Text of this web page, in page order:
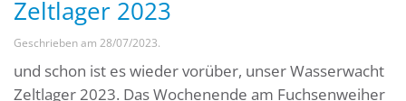
Zeltlager 2023
Geschrieben am 28/07/2023.
und schon ist es wieder vorüber, unser Wasserwacht
Zeltlager 2023. Das Wochenende am Fuchsenweiher